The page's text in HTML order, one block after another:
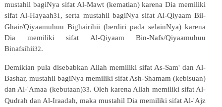
mustahil bagiNya sifat Al-Mawt (kematian) karena Dia memiliki
sifat Al-Hayaah31, serta mustahil bagiNya sifat Al-Qiyaam Bil-
Ghair/Qiyaamuhuu Bighairihii (berdiri pada selainNya) karena
Dia memiliki sifat Al-Qiyaam Bin-Nafs/Qiyaamuhuu
Binafsihii32.
Demikian pula disebabkan Allah memiliki sifat As-Sam' dan Al-
Bashar, mustahil bagiNya memiliki sifat Ash-Shamam (kebisuan)
dan Al-'Amaa (kebutaan)33. Oleh karena Allah memiliki sifat Al-
Qudrah dan Al-Iraadah, maka mustahil Dia memiliki sifat Al-'Ajz